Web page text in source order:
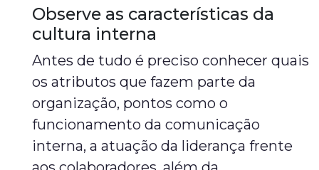
Observe as características da
cultura interna
Antes de tudo é preciso conhecer quais
os atributos que fazem parte da
organização, pontos como o
funcionamento da comunicação
interna, a atuação da liderança frente